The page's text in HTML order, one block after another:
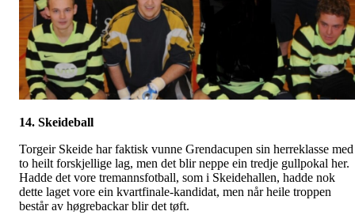
14. Skeideball
Torgeir Skeide har faktisk vunne Grendacupen sin herreklasse med
to heilt forskjellige lag, men det blir neppe ein tredje gullpokal her.
Hadde det vore tremannsfotball, som i Skeidehallen, hadde nok
dette laget vore ein kvartfinale-kandidat, men når heile troppen
består av høgrebackar blir det tøft.